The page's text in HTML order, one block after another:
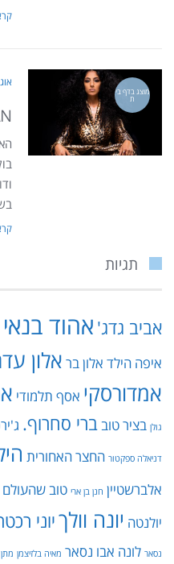
מוצג בדף בי
ת
תגיות
אביב גדג' אהוד בנאי
איפה הילד אלון בר אלון
אמדורסקי אסף תלמודי
גולן בציר טובברי סחרוף.
דניאלה ספקטור החצר האחורית
אלברשטיין חנן בן ארי טוב שהעולם
יולנטה יונה וולךיוני
נסאר לונה אבו נסאר מאיה בלזיצמן